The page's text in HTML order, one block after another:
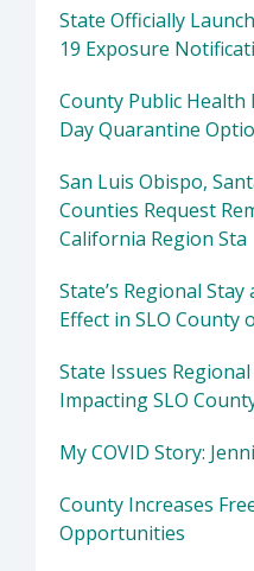
State Officially
19 Exposure
County Public
Day Quarantine
San Luis Obispo,
Counties Request
California Region Sta
State’s Regional
Effect in SLO County
State Issues
Impacting SLO
My COVID Story:
County Increases
Opportunities